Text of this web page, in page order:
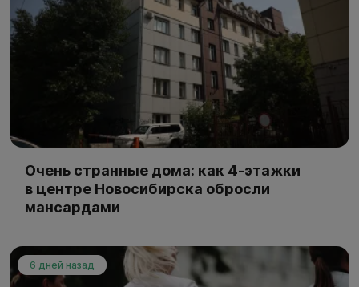
Очень странные дома: как 4-этажки
в центре Новосибирска обросли
мансардами
6 дней назад